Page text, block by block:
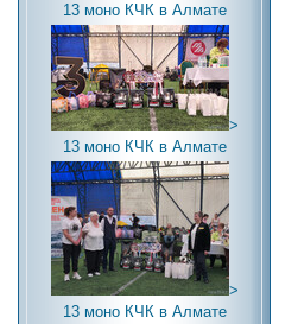
13 моно КЧК в Алмате
>
13 моно КЧК в Алмате
>
13 моно КЧК в Алмате